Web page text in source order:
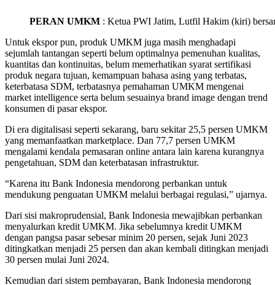
PERAN UMKM : Ketua PWI Jatim, Lutfil Hakim (kiri)
Untuk ekspor pun, produk UMKM juga masih menghadapi
sejumlah tantangan seperti belum optimalnya pemenuhan kualitas,
kuantitas dan kontinuitas, belum memerhatikan syarat sertifikasi
produk negara tujuan, kemampuan bahasa asing yang terbatas,
keterbatasa SDM, terbatasnya pemahaman UMKM mengenai
market intelligence serta belum sesuainya brand image dengan trend
konsumen di pasar ekspor.
Di era digitalisasi seperti sekarang, baru sekitar 25,5 persen UMKM
yang memanfaatkan marketplace. Dan 77,7 persen UMKM
mengalami kendala pemasaran online antara lain karena kurangnya
pengetahuan, SDM dan keterbatasan infrastruktur.
“Karena itu Bank Indonesia mendorong perbankan untuk
mendukung penguatan UMKM melalui berbagai regulasi,” ujarnya.
Dari sisi makroprudensial, Bank Indonesia mewajibkan perbankan
menyalurkan kredit UMKM. Jika sebelumnya kredit UMKM
dengan pangsa pasar sebesar minim 20 persen, sejak Juni 2023
ditingkatkan menjadi 25 persen dan akan kembali ditingkan menjadi
30 persen mulai Juni 2024.
Kemudian dari sistem pembayaran, Bank Indonesia mendorong